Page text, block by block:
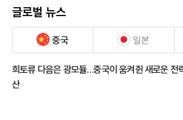
글로벌 뉴스
중국 일본
희토류 다음은 광모듈…중국이 움켜쥔 새로운 전
산